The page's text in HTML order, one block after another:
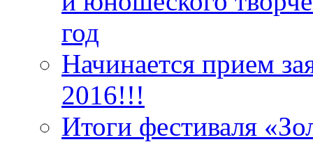
год
Начинается прием
2016!!!
Итоги фестиваля